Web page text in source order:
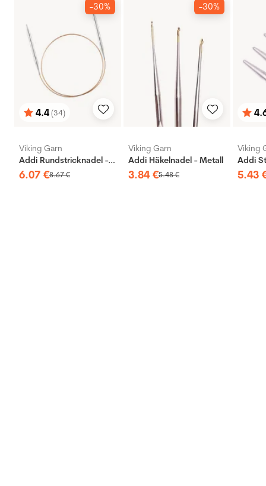
-30%
Bewertung:
4.4(34)
von 5 Sternen
Viking Garn
Addi Rundstricknadel - Messing
6.07 €8.67€
-30%
Viking Garn
Addi Häkelnadel - Metall
3.84 €5.48€
von
Viking
5.43